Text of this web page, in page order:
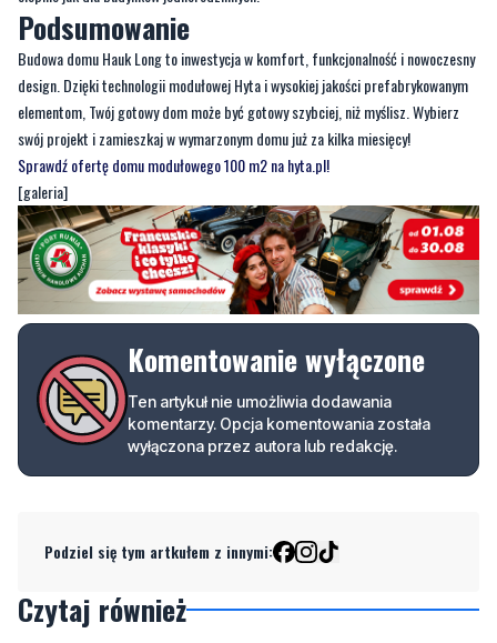
Podsumowanie
Budowa domu Hauk Long to inwestycja w komfort, funkcjonalność i nowoczesny
design. Dzięki technologii modułowej Hyta i wysokiej jakości prefabrykowanym
elementom, Twój gotowy dom może być gotowy szybciej, niż myślisz. Wybierz
swój projekt i zamieszkaj w wymarzonym domu już za kilka miesięcy!
Sprawdź ofertę domu modułowego 100 m2 na hyta.pl!
[galeria]
Komentowanie wyłączone
Ten artykuł nie umożliwia dodawania
komentarzy. Opcja komentowania została
wyłączona przez autora lub redakcję.
Podziel się tym artkułem z innymi:
Czytaj również